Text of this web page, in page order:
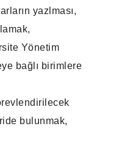
yazlması,
Yönetim
bağlı birimlere
bulunmak,